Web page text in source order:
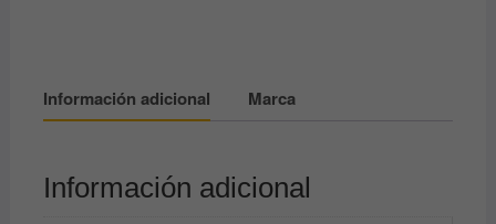
Información adicional Marca
Información adicional